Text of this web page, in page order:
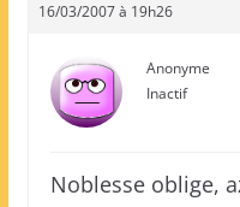
16/03/2007 à 19h26
Anonyme
Inactif
Noblesse oblige,